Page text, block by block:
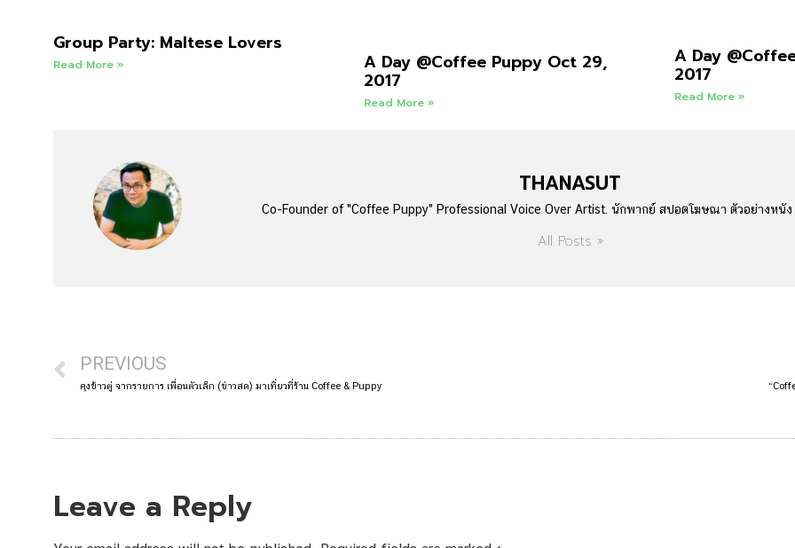
Group Party: Maltese Lovers
Read More » A Day @Coffee Puppy Oct 29,
2017
Read More »
A Day
2017
Read More »
THANASUT
Co-Founder of "Coffee Puppy" Professional Voice Over Artist. นักพากย์ สปอตโฆษณา ตัวอย่างหนัง
All Posts »
PREVIOUS
คุงข้าวตู่ จากรายการ เพื่อนตัวเล็ก (ข่าวสด) มาเที่ยวที่ร้าน Coffee & Puppy
Leave a Reply